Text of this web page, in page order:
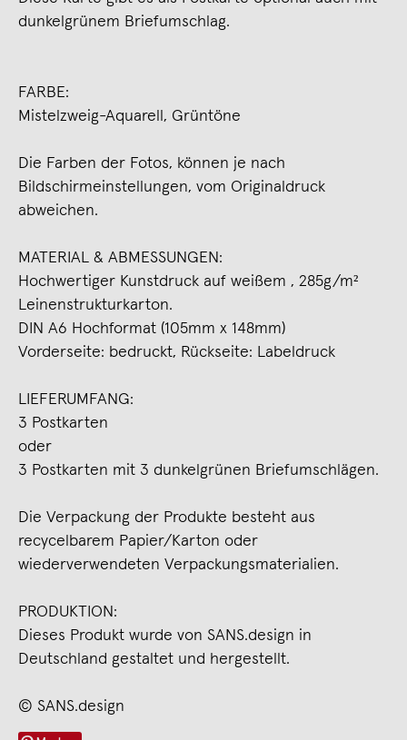
dunkelgrünem Briefumschlag.
FARBE:
Mistelzweig-Aquarell, Grüntöne
Die Farben der Fotos, können je nach
Bildschirmeinstellungen, vom Originaldruck
abweichen.
MATERIAL & ABMESSUNGEN:
Hochwertiger Kunstdruck auf weißem , 285g/m²
Leinenstrukturkarton.
DIN A6 Hochformat (105mm x 148mm)
Vorderseite: bedruckt, Rückseite: Labeldruck
LIEFERUMFANG:
3 Postkarten
oder
3 Postkarten mit 3 dunkelgrünen Briefumschlägen.
Die Verpackung der Produkte besteht aus
recycelbarem Papier/Karton oder
wiederverwendeten Verpackungsmaterialien.
PRODUKTION:
Dieses Produkt wurde von SANS.design in
Deutschland gestaltet und hergestellt.
© SANS.design